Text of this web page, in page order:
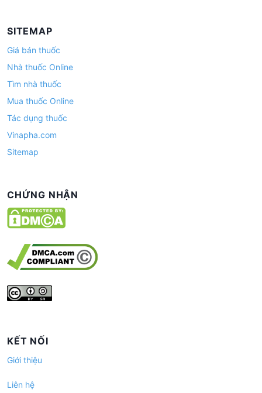
SITEMAP
Giá bán thuốc
Nhà thuốc Online
Tìm nhà thuốc
Mua thuốc Online
Tác dụng thuốc
Vinapha.com
Sitemap
CHỨNG NHẬN
KẾT NỐI
Giới thiệu
Liên hệ